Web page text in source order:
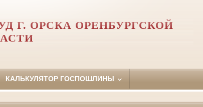
Г. ОРСКА ОРЕНБУРГСКОЙ
КАЛЬКУЛЯТОР ГОСПОШЛИНЫ